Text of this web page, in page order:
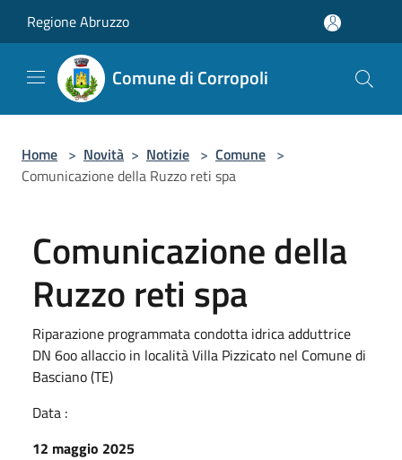
Regione Abruzzo
Comune di Corropoli
Home > Novità > Notizie > Comune >
Comunicazione della Ruzzo reti spa
Comunicazione della
Ruzzo reti spa
Riparazione programmata condotta idrica adduttrice
DN 6oo allaccio in località Villa Pizzicato nel Comune di
Basciano (TE)
Data :
12 maggio 2025